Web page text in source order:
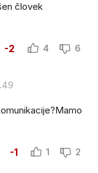
človek
-2 4 6
-1 1 2